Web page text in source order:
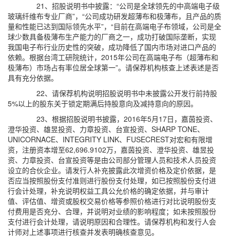
21、招股说明书中披露：“公司是全球领先的中高端电子级
玻璃纤维布专业厂商”，“公司成功研发超薄布和极薄布，且产品的质
量和性能已达到国际领先水平”，“目前在高端电子布领域，公司是全
球少数具备极薄布生产能力的厂商之一，成功打破国际垄断，实现
我国电子布行业历史性的突破，成功降低了国内市场对进口产品的
依赖。根据台湾工研院统计，2015年公司在高端电子布（超薄布和
极薄布）市场占有率位居全球第一”。请保荐机构核查上述表述是否
具有充分依据。
22、请保荐机构说明招股说明书中未披露公开发行前持股
5%以上的股东关于锁定期满后持股意向及减持意向的原因。
23、根据招股说明书披露，2016年5月17日，嘉茵投资、
澄华投资、雄昱投资、力章投资、台宣投资、SHARP TONE、
UNICORNACE、INTEGRITY LINK、FUSECREST对宏和有限增
资，注册资本增至62,696.9102万，嘉茵投资、澄华投资、雄昱投
资、力章投资、台宣投资等是由公司部分管理人员和技术人员投资
设立的合伙企业。请发行人补充披露此次增资价格及定价依据，是
否应当按照股份支付准则进行股份支付处理，如已按照股份支付进
行会计处理，补充说明权益工具公允价格的确定依据，并与审计
值、评估值、增资或股权交易价格等参照价格进行对比说明股份支
付费用是否充分、合理，并说明对业绩的影响程度；如未按照股份
支付进行会计处理，请说明原因和合理性。请保荐机构和发行人会
计师对上述事项进行核查并发表明确核查意见。